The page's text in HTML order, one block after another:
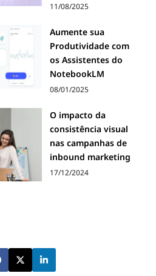
11/08/2025
Aumente sua
Produtividade com
os Assistentes do
NotebookLM
08/01/2025
O impacto da
consistência visual
nas campanhas de
inbound marketing
17/12/2024